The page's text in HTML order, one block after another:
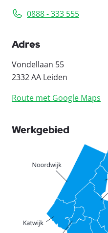
0888 - 333 555
Adres
Vondellaan 55
2332 AA Leiden
Route met Google Maps
Werkgebied